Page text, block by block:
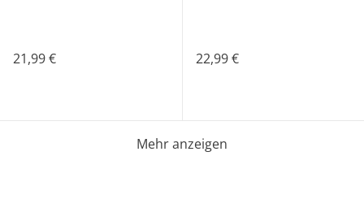
21,99 € 22,99 €
Mehr anzeigen